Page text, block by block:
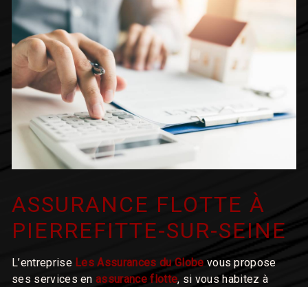
ASSURANCE FLOTTE À
PIERREFITTE-SUR-SEINE
L’entreprise Les Assurances du Globe vous propose
ses services enassurance flotte, si vous habitez à